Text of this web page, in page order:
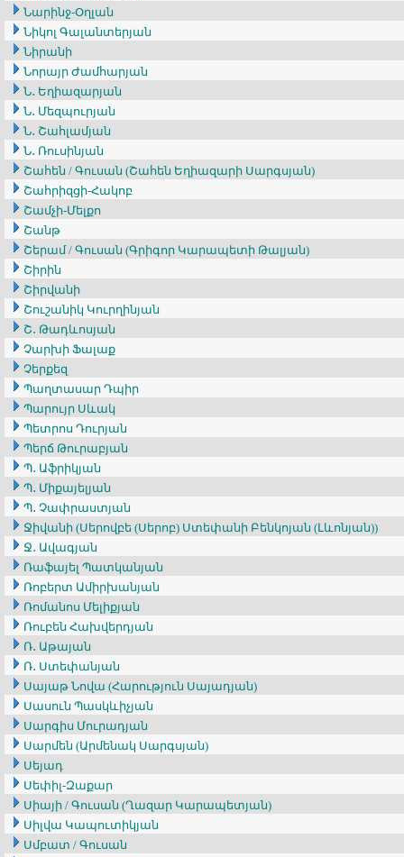
Նարինջ-Օղլան
Նիկոլ Գալանտերյան
Նիրանի
Նորայր Ժամհարյան
Ն․ Եղիազարյան
Ն․ Մեզպուրյան
Ն․ Շահլամյան
Ն․ Ռուսինյան
Շահեն / Գուսան (Շահեն Եղիազարի Սարգսյան)
Շահրիզցի-Հակոբ
Շամչի-Մելքո
Շանթ
Շերամ / Գուսան (Գրիգոր Կարապետի Թալյան)
Շիրին
Շիրվանի
Շուշանիկ Կուրղինյան
Շ․ Թադևոսյան
Չարխի Ֆալաք
Չերքեզ
Պաղտասար Դպիր
Պարույր Սևակ
Պետրոս Դուրյան
Պերճ Թուրաբյան
Պ․ Աֆրիկյան
Պ․ Միքայելյան
Պ․ Չափրաստյան
Ջիվանի (Սերովբե (Սերոբ) Ստեփանի Բենկոյան (Լևոնյան))
Ջ․ Ավագյան
Ռաֆայել Պատկանյան
Ռոբերտ Ամիրխանյան
Ռոմանոս Մելիքյան
Ռուբեն Հախվերդյան
Ռ․ Աթայան
Ռ․ Ստեփանյան
Սայաթ Նովա (Հարություն Սայադյան)
Սասուն Պասկևիչյան
Սարգիս Մուրադյան
Սարմեն (Արմենակ Սարգսյան)
Սեյադ
Սեփիլ-Զաքար
Սիայի / Գուսան (Ղազար Կարապետյան)
Սիլվա Կապուտիկյան
Սմբատ / Գուսան